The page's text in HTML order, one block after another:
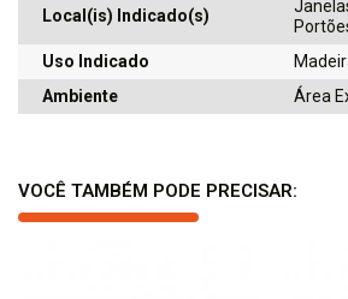
Local(is) Indicado(s)
Uso Indicado
Ambiente
Área
VOCÊ TAMBÉM PODE PRECISAR: